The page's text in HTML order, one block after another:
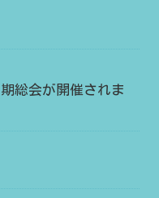
総会が開催されま